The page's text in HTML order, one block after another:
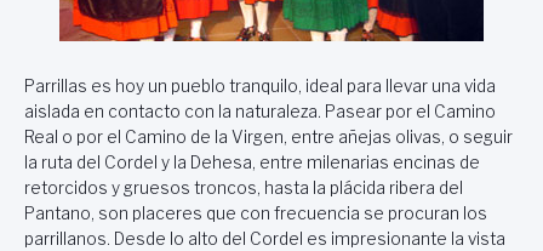
Parrillas es hoy un pueblo tranquilo, ideal para llevar una vida
aislada en contacto con la naturaleza. Pasear por el Camino
Real o por el Camino de la Virgen, entre añejas olivas, o seguir
la ruta del Cordel y la Dehesa, entre milenarias encinas de
retorcidos y gruesos troncos, hasta la plácida ribera del
Pantano, son placeres que con frecuencia se procuran los
parrillanos. Desde lo alto del Cordel es impresionante la vista